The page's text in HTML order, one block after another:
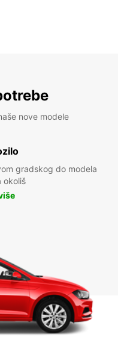
nove modele
gradskog do modela
okoliš